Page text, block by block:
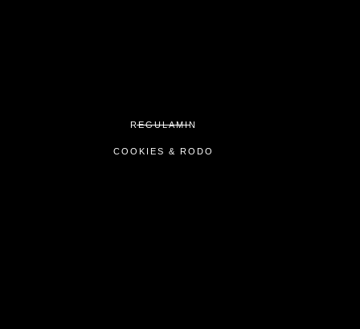
REGULAMIN
COOKIES & RODO